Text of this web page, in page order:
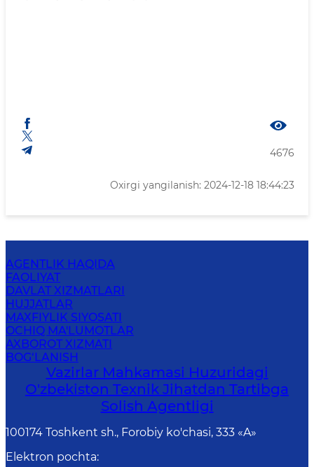
4676
Oxirgi yangilanish: 2024-12-18 18:44:23
AGENTLIK HAQIDA
FAOLIYAT
DAVLAT XIZMATLARI
HUJJATLAR
MAXFIYLIK SIYOSATI
OCHIQ MA'LUMOTLAR
AXBOROT XIZMATI
BOG‘LANISH
Vazirlar Mahkamasi Huzuridagi
O'zbekiston Texnik Jihatdan Tartibga
Solish Agentligi
100174 Toshkent sh., Forobiy ko'chasi, 333 «A»
Elektron pochta: